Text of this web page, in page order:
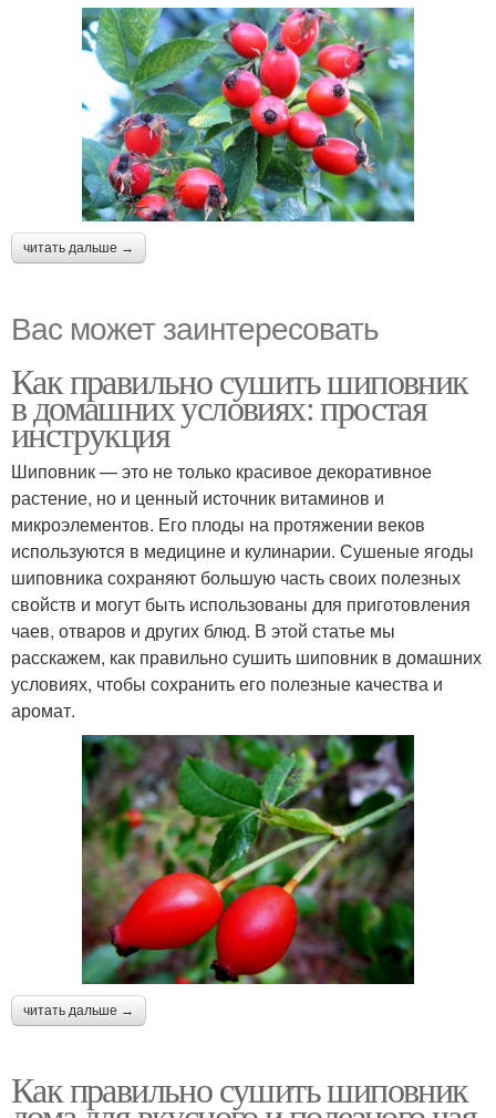
читать дальше →
Вас может заинтересовать
Как правильно сушить шиповник
в домашних условиях: простая
инструкция
Шиповник — это не только красивое декоративное
растение, но и ценный источник витаминов и
микроэлементов. Его плоды на протяжении веков
используются в медицине и кулинарии. Сушеные ягоды
шиповника сохраняют большую часть своих полезных
свойств и могут быть использованы для приготовления
чаев, отваров и других блюд. В этой статье мы
расскажем, как правильно сушить шиповник в домашних
условиях, чтобы сохранить его полезные качества и
аромат.
читать дальше →
Как правильно сушить шиповник